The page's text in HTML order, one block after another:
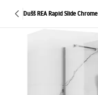
Dušš REA Rapid Slide Chrome